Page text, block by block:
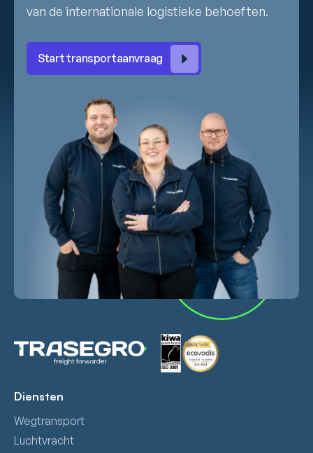
van de internationale logistieke behoeften.
Start transportaanvraag
Diensten
Wegtransport
Luchtvracht